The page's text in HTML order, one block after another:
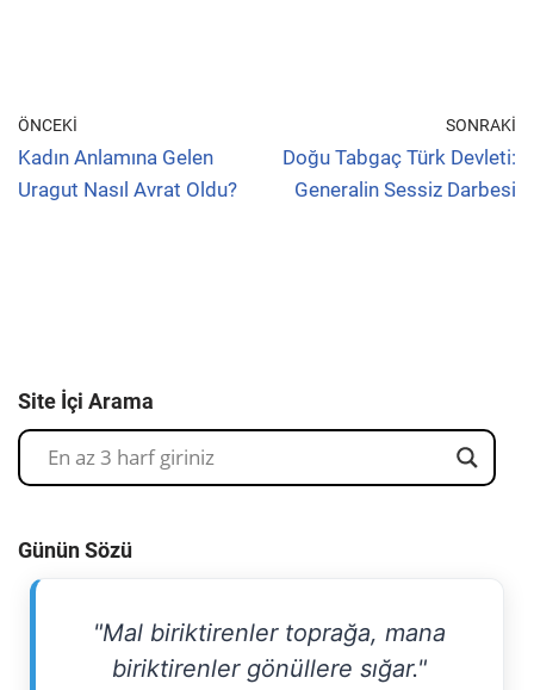
ÖNCEKI
Kadın Anlamına Gelen
Uragut Nasıl Avrat Oldu?
SONRAKI
Doğu Tabgaç Türk Devleti:
Generalin Sessiz Darbesi
Site İçi Arama
Günün Sözü
"Mal biriktirenler toprağa, mana
biriktirenler gönüllere sığar."